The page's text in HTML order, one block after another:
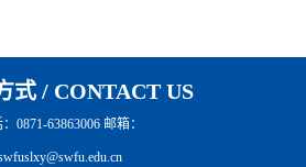
式 / CONTACT US
0871-63863006 邮箱：